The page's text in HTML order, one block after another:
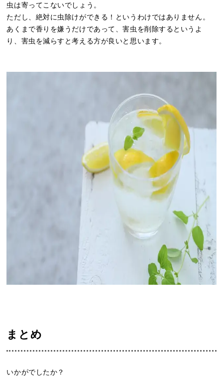
虫は寄ってこないでしょう。
ただし、絶対に虫除けができる！というわけではありません。
あくまで香りを嫌うだけであって、害虫を削除するというよ
り、害虫を減らすと考える方が良いと思います。
まとめ
いかがでしたか？